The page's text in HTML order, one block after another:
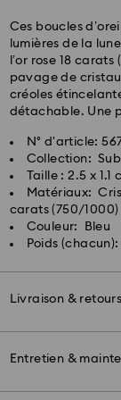
Ces boucles
lumières de la
l’or rose 18
pavage de
créoles
détachable. Une
N° d'article:
Collection:
Taille : 2.5 x 1.1
Matériaux:
carats (750/1000)
Couleur: Bleu
Poids
Livraison & retours
Délai de livraison
expédition
Frais de livraison
Livraison
livraisons vers les
articles
paiement final.
Pour les produits
veuillez noter
La priorité
réception (à
Entretien &
Swarovski et un